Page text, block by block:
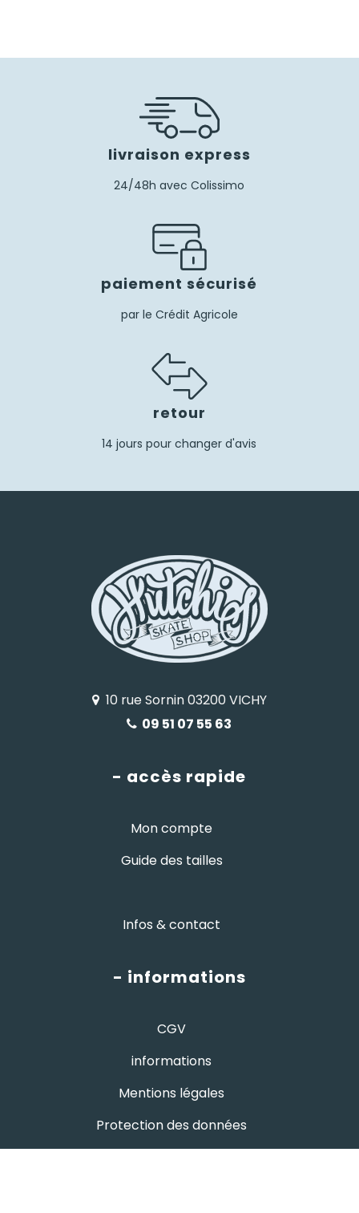
livraison express
24/48h avec Colissimo
paiement sécurisé
par le Crédit Agricole
retour
14 jours pour changer d'avis
10 rue Sornin 03200 VICHY
09 51 07 55 63
- accès rapide
Mon compte
Guide des tailles
Infos & contact
- informations
CGV
informations
Mentions légales
Protection des données